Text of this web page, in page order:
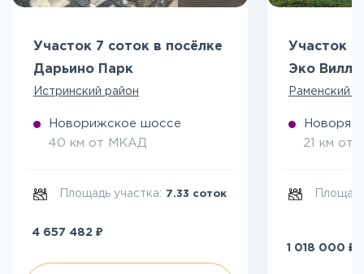
Участок 7 соток в посёлке
Дарьино Парк
Истринский район
Новорижское шоссе
40 км от МКАД
Площадь участка: 7.33 соток
4 657 482 ₽
Участок 5
Эко
Раменский
21 км от
1 018 000 ₽